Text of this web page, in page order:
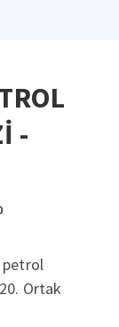
-
petrol
Ortak